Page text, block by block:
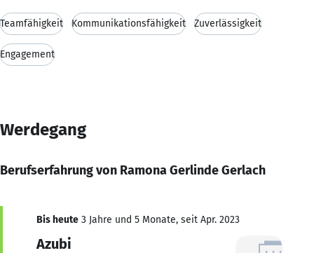
Teamfähigkeit Kommunikationsfähigkeit Zuverlässigkeit
Engagement
Werdegang
Berufserfahrung von Ramona Gerlinde Gerlach
Bis heute 3 Jahre und 5 Monate, seit Apr. 2023
Azubi